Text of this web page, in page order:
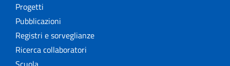
Progetti
Pubblicazioni
Registri e sorveglianze
Ricerca collaboratori